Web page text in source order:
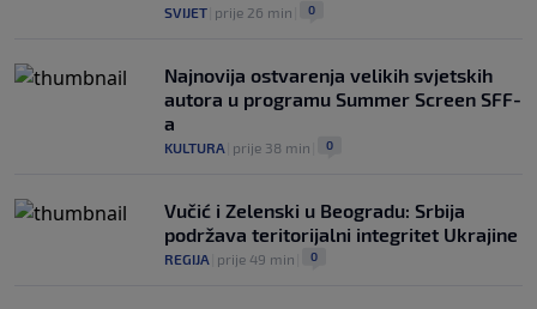
SVIJET prije 26 min 0
Najnovija ostvarenja velikih svjetskih
autora u programu Summer Screen SFF-
a
KULTURA prije 38 min 0
Vučić i Zelenski u Beogradu: Srbija
podržava teritorijalni integritet Ukrajine
REGIJA prije 49 min 0